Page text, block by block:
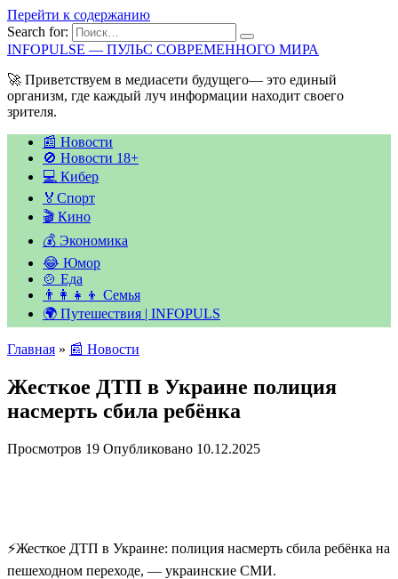
Перейти к содержанию
Search for:
INFOPULSE — ПУЛЬС СОВРЕМЕННОГО МИРА
🚀 Приветствуем в медиасети будущего— это единый
организм, где каждый луч информации находит своего
зрителя.
📰 Новости
🚫 Новости 18+
💻 Кибер
🏅Спорт
🎬 Кино
💰 Экономика
😂 Юмор
🍲 Еда
👨‍👩‍👧‍👦 Семья
🌍 Путешествия | INFOPULS
Главная » 📰 Новости
Жесткое ДТП в Украине полиция
насмерть сбила ребёнка
Просмотров 19 Опубликовано 10.12.2025
⚡️Жесткое ДТП в Украине: полиция насмерть сбила ребёнка на
пешеходном переходе, — украинские СМИ.